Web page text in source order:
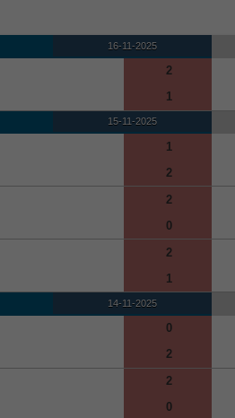
16-11-2025
2
1
15-11-2025
1
2
2
0
2
1
14-11-2025
0
2
2
0